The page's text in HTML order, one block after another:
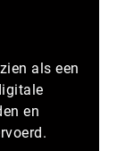
als een
en